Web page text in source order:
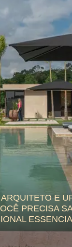
E
PRECISA